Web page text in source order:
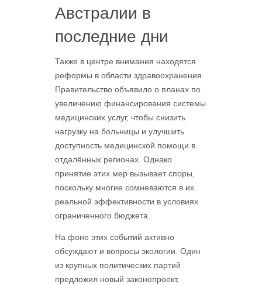
Австралии в
последние дни
Также в центре внимания находятся
реформы в области здравоохранения.
Правительство объявило о планах по
увеличению финансирования системы
медицинских услуг, чтобы снизить
нагрузку на больницы и улучшить
доступность медицинской помощи в
отдалённых регионах. Однако
принятие этих мер вызывает споры,
поскольку многие сомневаются в их
реальной эффективности в условиях
ограниченного бюджета.
На фоне этих событий активно
обсуждают и вопросы экологии. Один
из крупных политических партий
предложил новый законопроект,